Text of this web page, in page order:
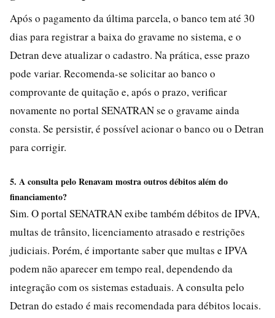
Após o pagamento da última parcela, o banco tem até 30
dias para registrar a baixa do gravame no sistema, e o
Detran deve atualizar o cadastro. Na prática, esse prazo
pode variar. Recomenda-se solicitar ao banco o
comprovante de quitação e, após o prazo, verificar
novamente no portal SENATRAN se o gravame ainda
consta. Se persistir, é possível acionar o banco ou o Detran
para corrigir.
5. A consulta pelo Renavam mostra outros débitos além do
financiamento?
Sim. O portal SENATRAN exibe também débitos de IPVA,
multas de trânsito, licenciamento atrasado e restrições
judiciais. Porém, é importante saber que multas e IPVA
podem não aparecer em tempo real, dependendo da
integração com os sistemas estaduais. A consulta pelo
Detran do estado é mais recomendada para débitos locais.